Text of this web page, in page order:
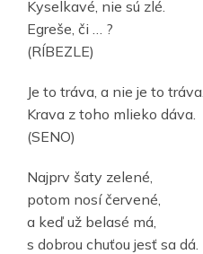
Kyselkavé, nie sú zlé.
Egreše, či … ?
(RÍBEZLE)
Je to tráva, a nie je to tráva.
Krava z toho mlieko dáva.
(SENO)
Najprv šaty zelené,
potom nosí červené,
a keď už belasé má,
s dobrou chuťou jesť sa dá.